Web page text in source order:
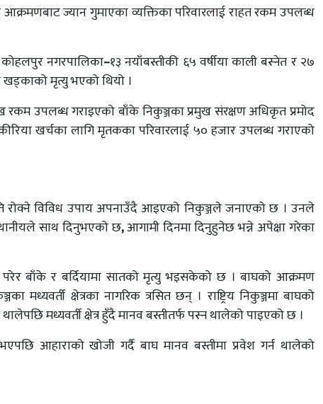
आक्रमणबाट ज्यान गुमाएका व्यक्तिका परिवारलाई राहत रकम उपलब्ध
नगरपालिका–१३ नयाँबस्तीकी ६५ वर्षीया काली बस्नेत र २७
खड्काको मृत्यु भएको थियो ।
उपलब्ध गराइएको बाँके निकुञ्जका प्रमुख संरक्षण अधिकृत प्रमोद
खर्चका लागि मृतकका परिवारलाई ५० हजार उपलब्ध गराएको
रोक्ने विविध उपाय अपनाउँदै आइएको निकुञ्जले जनाएको छ । उनले
साथ दिनुभएको छ,आगामी दिनमा दिनुहुनेछ भन्ने अपेक्षा गरेका
बाँके र बर्दियामा सातको मृत्यु भइसकेको छ । बाघको आक्रमण
मध्यवर्ती क्षेत्रका नागरिक त्रसित छन् । राष्ट्रिय निकुञ्जमा बाघको
मध्यवर्ती क्षेत्र हुँदै मानव बस्तीतर्फ पस्न थालेको पाइएको छ ।
आहाराको खोजी गर्दै बाघ मानव बस्तीमा प्रवेश गर्न थालेको